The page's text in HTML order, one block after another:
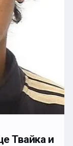
Твайка и